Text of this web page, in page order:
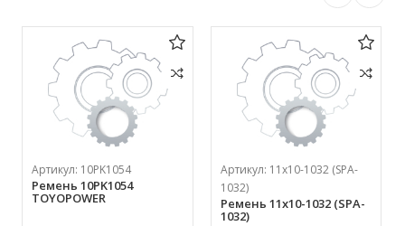
Артикул: 10PK1054
Ремень 10PK1054
TOYOPOWER
Артикул: 11х10-1032 (SPA-
1032)
Ремень 11х10-1032 (SPA-
1032)